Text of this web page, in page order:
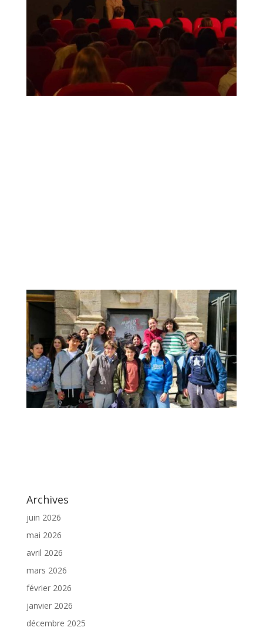
Archives
juin 2026
mai 2026
avril 2026
mars 2026
février 2026
janvier 2026
décembre 2025